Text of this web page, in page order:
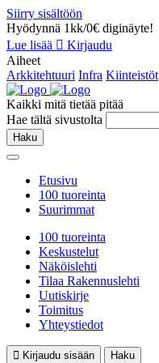
Siirry sisältöön
Hyödynnä 1kk/0€ diginäyte!
Lue lisää
Kirjaudu
Aiheet
Arkkitehtuuri Infra Kiinteistöt
Kaikki mitä tietää pitää
Hae tältä sivustolta
Haku
Etusivu
100 tuoreinta
Suurimmat
100 tuoreinta
Keskustelut
Näköislehti
Tilaa Rakennuslehti
Uutiskirje
Toimitus
Yhteystiedot
Kirjaudu sisään
Haku